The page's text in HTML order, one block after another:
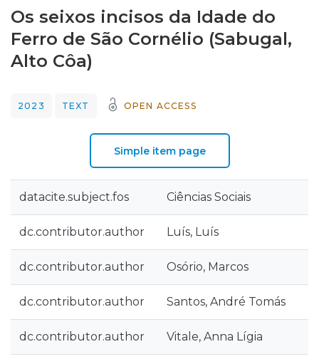
Statistics
Os seixos incisos da Idade do
Ferro de São Cornélio (Sabugal,
Alto Côa)
2023 TEXT OPEN ACCESS
Simple item page
datacite.subject.fos Ciências Sociais
dc.contributor.author Luís, Luís
dc.contributor.author Osório, Marcos
dc.contributor.author Santos, André Tomás
dc.contributor.author Vitale, Anna Lígia